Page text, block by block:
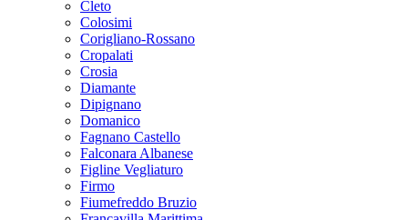
Cleto
Colosimi
Corigliano-Rossano
Cropalati
Crosia
Diamante
Dipignano
Domanico
Fagnano Castello
Falconara Albanese
Figline Vegliaturo
Firmo
Fiumefreddo Bruzio